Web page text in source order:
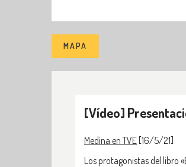
MAPA
[Vídeo]
Medina en TVE [16/5/21]
Los protagonistas del libro